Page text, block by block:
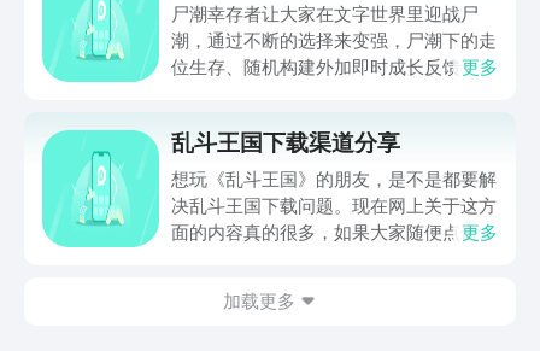
尸潮幸存者让大家在文字世界里迎战尸
潮，通过不断的选择来变强，尸潮下的走
位生存、随机构建外加即时成长反馈，让
入到这个满是僵尸的世界努力求生，想玩
的可千万别错过，赶快来看一看吧。
更多
乱斗王国下载渠道分享
想玩《乱斗王国》的朋友，是不是都要解
决乱斗王国下载问题。现在网上关于这方
面的内容真的很多，如果大家随便点击陌
app进行下载会更加方便，九游是手游福
更多
加载更多